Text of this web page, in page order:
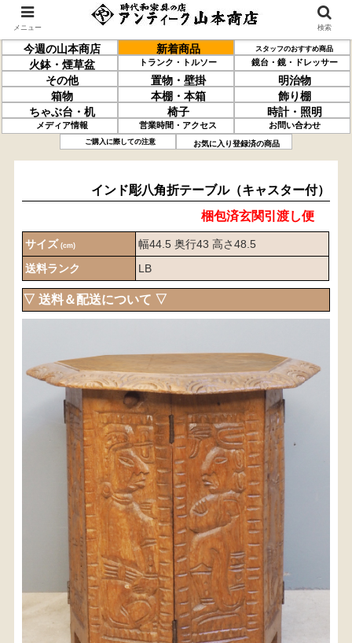
今週の山本商店 新着商品 スタッフのおすすめ商品
火鉢・煙草盆 トランク・トルソー 鏡台・鏡・ドレッサー
その他 置物・壁掛
明治物
箱物
本棚・本箱
飾り棚
ちゃぶ台・机
椅子 時計・照明
メディア情報 営業時間・アクセス お問い合わせ
ご購入に際しての注意 お気に入り登録済の商品
インド彫八角折テーブル （キャスター付）
インド彫八角折テーブル（キャスター付）
梱包済玄関引渡し便
サイズ (cm)
幅44.5 奥行43 高さ48.5
送料ランク
LB
▽ 送料＆配送について ▽
〈送料について〉
・商品代金に送料は含まれておりません。
・送料は、商品のサイズ・発送先地域によって異なり
ます。
・ご購入手続きを進める途中で「宅急便」を選択いた
だくと、自動的に送料が加算されます。
・配送についての詳細は、 こちら →
【送料を確認する】
お届け先、送料ランクを選択する事で送料が表
示されます。
お届け先
送料ランク
メニュー 検索